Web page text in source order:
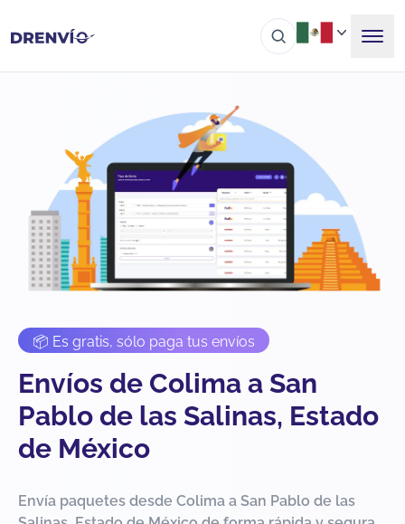
📦 Es gratis, sólo paga tus envíos
Envíos de Colima a San
Pablo de las Salinas, Estado
de México
Envía paquetes desde Colima a San Pablo de las